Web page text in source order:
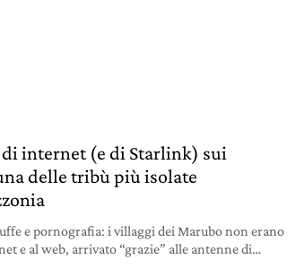
internet (e di Starlink) sui
delle tribù più isolate
e pornografia: i villaggi dei Marubo non erano
e al web, arrivato “grazie” alle antenne di